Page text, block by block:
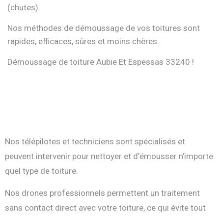
(chutes).
Nos méthodes de démoussage de vos toitures sont
rapides, efficaces, sûres et moins chères.
Démoussage de toiture Aubie Et Espessas 33240 !
Nos télépilotes et techniciens sont spécialisés et
peuvent intervenir pour nettoyer et d’émousser n’importe
quel type de toiture.
Nos drones professionnels permettent un traitement
sans contact direct avec votre toiture, ce qui évite tout